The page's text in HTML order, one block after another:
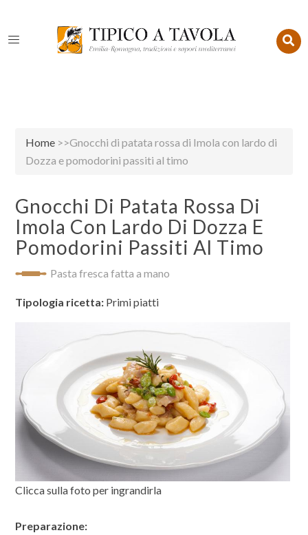
Home >>Gnocchi di patata rossa di Imola con lardo di
Dozza e pomodorini passiti al timo
Clicca sulla foto per ingrandirla
Pasta fresca fatta a mano
Gnocchi Di Patata Rossa Di
Imola Con Lardo Di Dozza E
Pomodorini Passiti Al Timo
Tipologia ricetta: Primi piatti
Preparazione: